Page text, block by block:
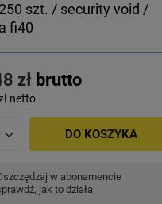
szt. / security void /
fi40
zł brutto
netto
DO KOSZYKA
w abonamencie
jak to działa